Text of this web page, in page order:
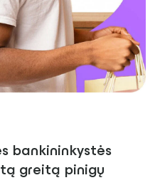
bankininkystės
greitą pinigų